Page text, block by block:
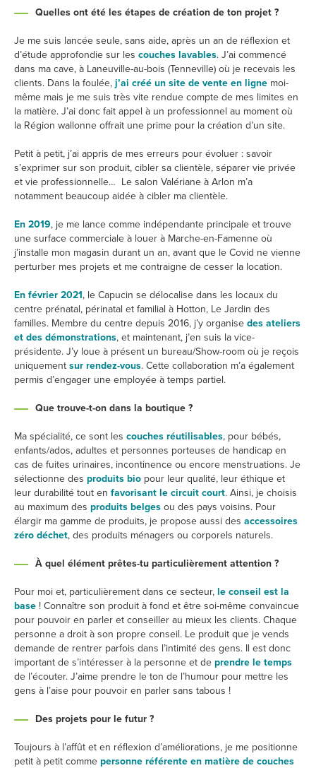
Quelles ont été les étapes de création de ton projet ?
Je me suis lancée seule, sans aide, après un an de réflexion et
d’étude approfondie sur les couches lavables. J’ai commencé
dans ma cave, à Laneuville-au-bois (Tenneville) où je recevais les
clients. Dans la foulée, j’ai créé un site de vente en ligne moi-
même mais je me suis très vite rendue compte de mes limites en
la matière. J’ai donc fait appel à un professionnel au moment où
la Région wallonne offrait une prime pour la création d’un site.
Petit à petit, j’ai appris de mes erreurs pour évoluer : savoir
s’exprimer sur son produit, cibler sa clientèle, séparer vie privée
et vie professionnelle… Le salon Valériane à Arlon m’a
notamment beaucoup aidée à cibler ma clientèle.
En 2019, je me lance comme indépendante principale et trouve
une surface commerciale à louer à Marche-en-Famenne où
j’installe mon magasin durant un an, avant que le Covid ne vienne
perturber mes projets et me contraigne de cesser la location.
En février 2021, le Capucin se délocalise dans les locaux du
centre prénatal, périnatal et familial à Hotton, Le Jardin des
familles. Membre du centre depuis 2016, j’y organise des ateliers
et des démonstrations, et maintenant, j’en suis la vice-
présidente. J’y loue à présent un bureau/Show-room où je reçois
uniquement sur rendez-vous. Cette collaboration m’a également
permis d’engager une employée à temps partiel.
Que trouve-t-on dans la boutique ?
Ma spécialité, ce sont les couches réutilisables, pour bébés,
enfants/ados, adultes et personnes porteuses de handicap en
cas de fuites urinaires, incontinence ou encore menstruations. Je
sélectionne des produits bio pour leur qualité, leur éthique et
leur durabilité tout en favorisant le circuit court. Ainsi, je choisis
au maximum des produits belges ou des pays voisins. Pour
élargir ma gamme de produits, je propose aussi des accessoires
zéro déchet, des produits ménagers ou corporels naturels.
À quel élément prêtes-tu particulièrement attention ?
Pour moi et, particulièrement dans ce secteur, le conseil est la
base ! Connaître son produit à fond et être soi-même convaincue
pour pouvoir en parler et conseiller au mieux les clients. Chaque
personne a droit à son propre conseil. Le produit que je vends
demande de rentrer parfois dans l’intimité des gens. Il est donc
important de s’intéresser à la personne et de prendre le temps
de l’écouter. J’aime prendre le ton de l’humour pour mettre les
gens à l’aise pour pouvoir en parler sans tabous !
Des projets pour le futur ?
Toujours à l’affût et en réflexion d’améliorations, je me positionne
petit à petit comme personne référente en matière de couches